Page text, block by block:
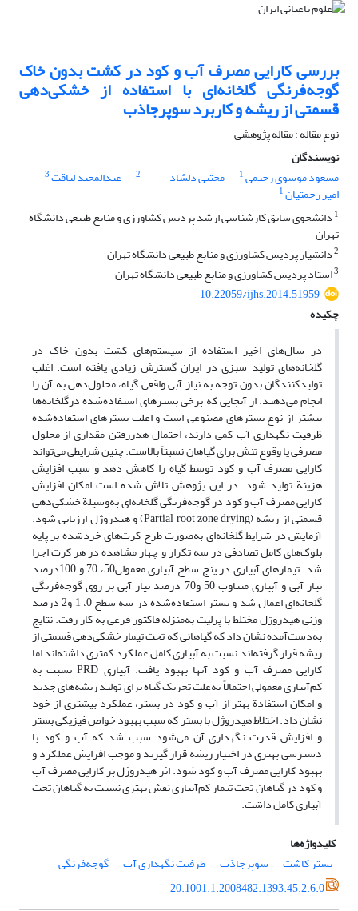
بررسی کارایی مصرف آب و کود در کشت بدون خاک
گوجه‌‏‌فرنگی گلخانه‏‌ای با استفاده از خشکی‏‌دهی
قسمتی از ریشه و کاربرد سوپرجاذب
نوع مقاله : مقاله پژوهشی
نویسندگان
مسعود موسوی رحیمی1 مجتبی دلشاد 2 عبدالمجید لیاقت3
امیر رحمتیان1
1 دانشجوی سابق کارشناسی ارشد پردیس کشاورزی و منابع طبیعی دانشگاه
تهران
2دانشیار پردیس کشاورزی و منابع طبیعی دانشگاه تهران
3استاد پردیس کشاورزی و منابع طبیعی دانشگاه تهران
10.22059/ijhs.2014.51959
چکیده
در سال‏‌های اخیر استفاده از سیستم‏‌های کشت بدون خاک در
گلخانه‏‌ها‏‌ی تولید سبزی در ایران گسترش زیادی یافته است. اغلب
تولید‏‌کنندگان بدون توجه به نیاز آبی واقعی گیاه، محلول‏‌دهی به آن را
انجام می‏‌دهند. از آنجایی که برخی بسترهای استفاده‏‌شده درگلخانه‏‌ها
بیشتر از نوع بستر‏‌های مصنوعی است و اغلب بستر‏‌های استفاده‏‌شده
ظرفیت نگهداری آب کمی دارند، احتمال هدر‏‌رفتن مقداری از محلول
مصرفی یا وقوع تنش برای گیاهان نسبتاً بالاست. چنین شرایطی‏‌ می‏‌تواند
کارایی مصرف آب و کود توسط گیاه را کاهش دهد و سبب افزایش
هزینة تولید شود. در این پژوهش تلاش شده است امکان افزایش
کارایی مصرف آب و کود در گوجه‌فرنگی گلخانه‌ای به‌وسیلة خشکی‌دهی
قسمتی از ریشه (Partial root zone drying) و هیدروژل ارزیابی شود.
آزمایش در شرایط گلخانه‌ای به‌صورت طرح کرت‌های خرد‌شده بر پایة
بلوک‏‌های کامل تصادفی در سه تکرار و چهار مشاهده در هر کرت اجرا
شد. تیمار‏‌های آبیاری در پنج سطح آبیاری معمولی50، 70 و 100‌درصد
نیاز آبی و آبیاری متناوب 50 و70 درصد نیاز آبی بر روی گوجه‌فرنگی
گلخانه‌ای اعمال شد و بستر استفاده‌شده در سه سطح 0، 1 و2 درصد
وزنی هیدروژل مختلط با پرلیت به‌منزلة فاکتور فرعی به کار رفت. نتایج
به‌دست‌آمده نشان داد که گیاهانی که تحت تیمار خشکی‌دهی قسمتی از
ریشه قرار گرفته‌اند نسبت به آبیاری کامل عملکرد کمتری داشته‌اند اما
کارایی مصرف آب و کود آنها بهبود یافت. آبیاری PRD نسبت به
کم‌آبیاری معمولی احتمالاً به‌علت تحریک گیاه برای تولید ریشه‏‌های جدید
و امکان استفادة بهتر از آب و کود در بستر، عملکرد بیشتری از خود
نشان داد. اختلاط هیدروژل با بستر که سبب بهبود خواص فیزیکی بستر
و افزایش قدرت نگهداری آن‏‌ می‌شود سبب شد که آب و کود با
دسترسی بهتر‌ی در اختیار ریشه قرار گیرند و موجب افزایش عملکرد و
بهبود کارایی مصرف آب و کود شود. اثر هیدروژل بر کارایی مصرف آب
و کود در گیاهان تحت تیمار کم‌آبیاری نقش بهتری نسبت به گیاهان تحت
آبیاری کامل داشت.
کلیدواژه‌ها
بستر کاشت
سوپرجاذب ظرفیت نگهداری آب
گوجه‌فرنگی
20.1001.1.2008482.1393.45.2.6.0